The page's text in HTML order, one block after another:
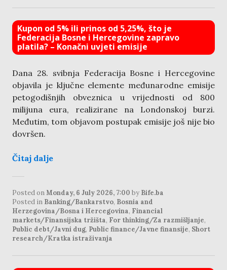
Kupon od 5% ili prinos od 5,25%, što je
Federacija Bosne i Hercegovine zapravo
platila? – Konačni uvjeti emisije
Dana 28. svibnja Federacija Bosne i Hercegovine
objavila je ključne elemente međunarodne emisije
petogodišnjih obveznica u vrijednosti od 800
milijuna eura, realizirane na Londonskoj burzi.
Međutim, tom objavom postupak emisije još nije bio
dovršen.
Čitaj dalje
Posted on Monday, 6 July 2026, 7:00 by Bife.ba
Posted in Banking/Bankarstvo, Bosnia and
Herzegovina/Bosna i Hercegovina, Financial
markets/Finansijska tržišta, For thinking/Za razmišljanje,
Public debt/Javni dug, Public finance/Javne finansije, Short
research/Kratka istraživanja